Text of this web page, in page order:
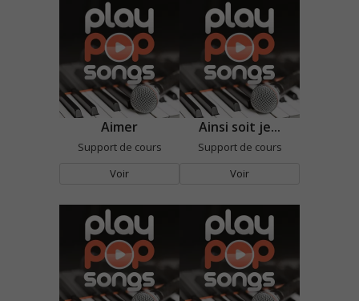
Aimer
Support de cours
Voir
Ainsi soit je...
Support de cours
Voir